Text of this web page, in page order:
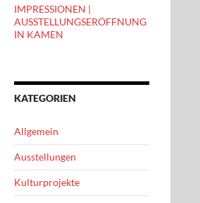
IMPRESSIONEN |
AUSSTELLUNGSERÖFFNUNG
IN KAMEN
KATEGORIEN
Allgemein
Ausstellungen
Kulturprojekte